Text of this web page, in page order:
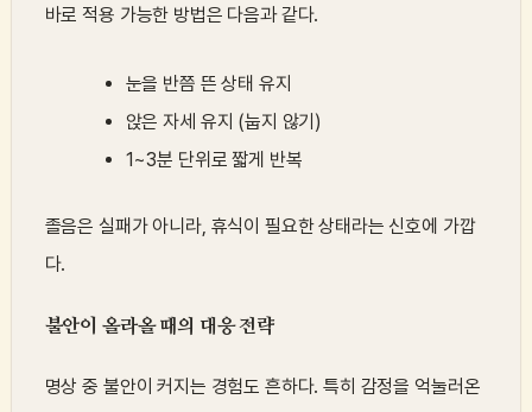
바로 적용 가능한 방법은 다음과 같다.
눈을 반쯤 뜬 상태 유지
앉은 자세 유지 (눕지 않기)
1~3분 단위로 짧게 반복
졸음은 실패가 아니라, 휴식이 필요한 상태라는 신호에 가깝
다.
불안이 올라올 때의 대응 전략
명상 중 불안이 커지는 경험도 흔하다. 특히 감정을 억눌러온